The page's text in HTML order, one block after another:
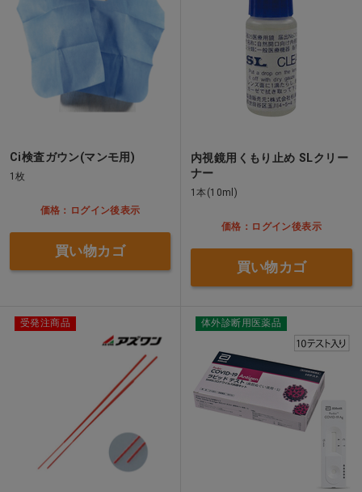
Ci検査ガウン(マンモ用)
1枚
価格：ログイン後表示
買い物カゴ
内視鏡用くもり止め SLクリー
ナー
1本(10ml)
価格：ログイン後表示
買い物カゴ
受発注商品 体外診断用医薬品